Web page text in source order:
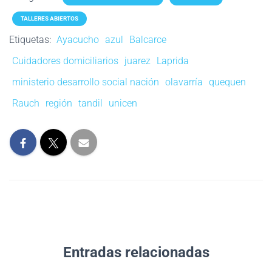
TALLERES ABIERTOS
Etiquetas: Ayacucho azul
Balcarce
Cuidadores domiciliarios juarez
Laprida
ministerio desarrollo social nación olavarría quequen
Rauch
región tandil unicen
Entradas relacionadas